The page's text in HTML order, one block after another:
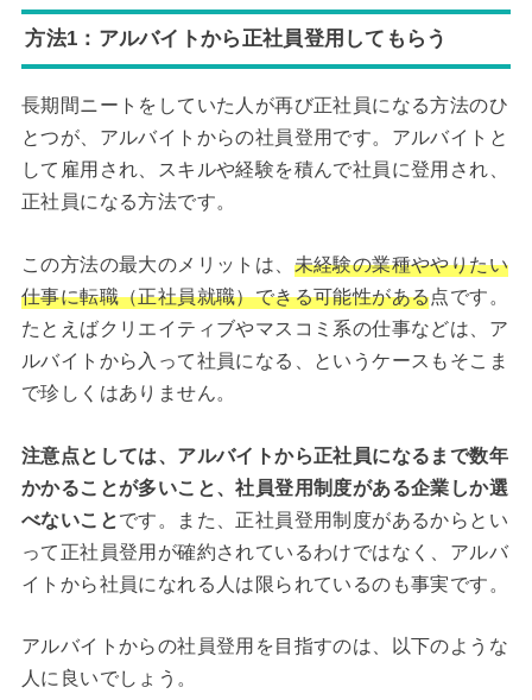
方法1：アルバイトから正社員登用してもらう
長期間ニートをしていた人が再び正社員になる方法のひ
とつが、アルバイトからの社員登用です。アルバイトと
して雇用され、スキルや経験を積んで社員に登用され、
正社員になる方法です。
この方法の最大のメリットは、 未経験の業種ややりたい
仕事に転職（正社員就職）できる可能性がある点です。
たとえばクリエイティブやマスコミ系の仕事などは、ア
ルバイトから入って社員になる、というケースもそこま
で珍しくはありません。
注意点としては、アルバイトから正社員になるまで数年
かかることが多いこと、社員登用制度がある企業しか選
べないことです。また、正社員登用制度があるからとい
って正社員登用が確約されているわけではなく、アルバ
イトから社員になれる人は限られているのも事実です。
アルバイトからの社員登用を目指すのは、以下のような
人に良いでしょう。